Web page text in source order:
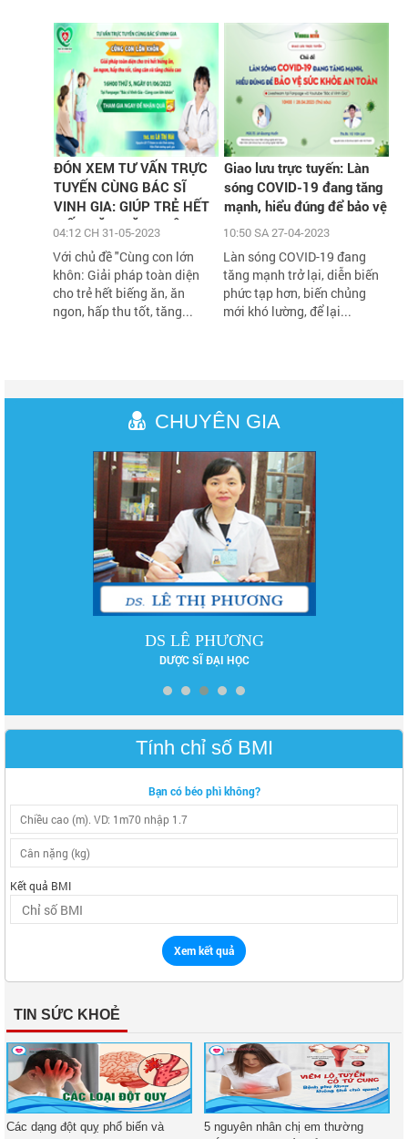
ĐÓN XEM TƯ VẤN TRỰC
TUYẾN CÙNG BÁC SĨ
VINH GIA: GIÚP TRẺ HẾT
BIẾNG ĂN, TĂNG CÂN,
HÀNG NGÀN QUÀ TẶNG
H
04:12 CH 31-05-2023
Với chủ đề "Cùng con lớn
khôn: Giải pháp toàn diện
cho trẻ hết biếng ăn, ăn
ngon, hấp thu tốt, tăng...
Giao lưu trực tuyến: Làn
sóng COVID-19 đang tăng
mạnh, hiểu đúng để bảo vệ
sức khỏe an toàn
10:50 SA 27-04-2023
Làn sóng COVID-19 đang
tăng mạnh trở lại, diễn biến
phức tạp hơn, biến chủng
mới khó lường, để lại...
CHUYÊN GIA
DS LÊ PHƯƠNG
DƯỢC SĨ ĐẠI HỌC
Tính chỉ số BMI
Bạn có béo phì không?
Kết quả BMI
Xem kết quả
TIN SỨC KHOẺ
Các dạng đột quỵ phổ biến và
5 nguyên nhân chị em thường